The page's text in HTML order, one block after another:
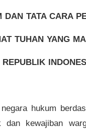
DAN TATA CARA
TUHAN YANG
REPUBLIK
hukum
kewajiban